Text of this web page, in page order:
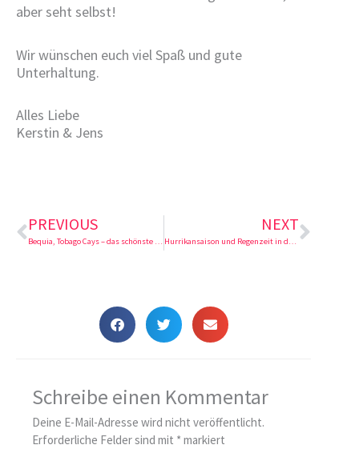
aber seht selbst!
Wir wünschen euch viel Spaß und gute
Unterhaltung.
Alles Liebe
Kerstin & Jens
Zurück
PREVIOUS
Bequia, Tobago Cays – das schönste Segelrevier der Karibik! – Ep.29
NEXT
Hurrikansaison und Regenzeit in der Karibik! – Ep.31
Schreibe einen Kommentar
Deine E-Mail-Adresse wird nicht veröffentlicht.
Erforderliche Felder sind mit * markiert